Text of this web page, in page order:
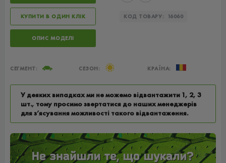
КУПИТИ В ОДИН КЛІК КОД ТОВАРУ: 16060
ОПИС МОДЕЛІ
СЕГМЕНТ: СЕЗОН: КРАЇНА:
У деяких випадках ми не можемо відвантажити 1, 2, 3
шт., тому просимо звертатися до наших менеджерів
для з’ясування можливості такого відвантаження.